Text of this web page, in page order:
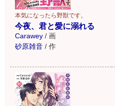
本気になったら野獣です。
今夜、君と愛に溺れる
Carawey / 画
砂原雑音 / 作